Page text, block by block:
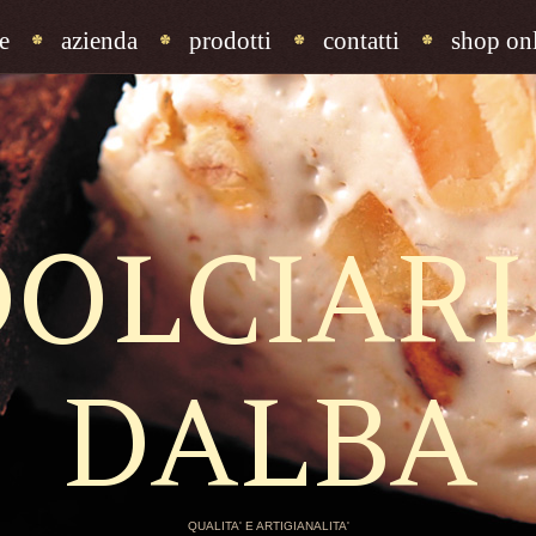
azienda prodotti contatti shop
DALBA
QUALITA' E ARTIGIANALITA'